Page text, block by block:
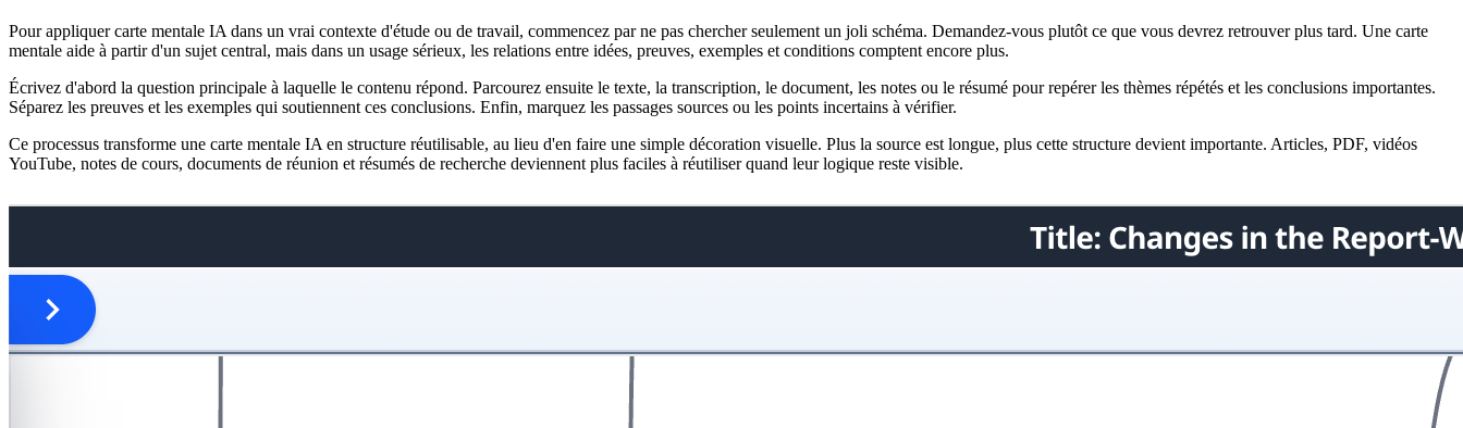
Pour appliquer carte mentale IA dans un vrai contexte d'étude ou de travail, commencez par ne pas chercher seulement un joli schéma. Demandez-vous plutôt ce que vous devrez retrouver plus tard. Une carte
mentale aide à partir d'un sujet central, mais dans un usage sérieux, les relations entre idées, preuves, exemples et conditions comptent encore plus.
Écrivez d'abord la question principale à laquelle le contenu répond. Parcourez ensuite le texte, la transcription, le document, les notes ou le résumé pour repérer les thèmes répétés et les conclusions importantes.
Séparez les preuves et les exemples qui soutiennent ces conclusions. Enfin, marquez les passages sources ou les points incertains à vérifier.
Ce processus transforme une carte mentale IA en structure réutilisable, au lieu d'en faire une simple décoration visuelle. Plus la source est longue, plus cette structure devient importante. Articles, PDF, vidéos
YouTube, notes de cours, documents de réunion et résumés de recherche deviennent plus faciles à réutiliser quand leur logique reste visible.